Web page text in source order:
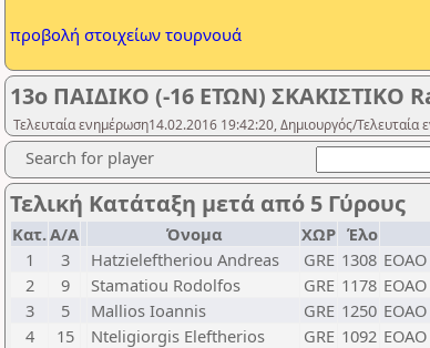
προβολή στοιχείων τουρνουά
13ο ΠΑΙΔΙΚΟ (-16 ΕΤΩΝ) ΣΚΑΚΙΣΤΙΚΟ
Τελευταία ενημέρωση14.02.2016 19:42:20, Δημιουργός/
Search for player
Τελική Κατάταξη μετά από 5 Γύρους
Κατ.Α/Α Όνομα ΧΩΡ Έλο
1
3 Hatzieleftheriou Andreas GRE 1308 ΕΟΑΟ
2
9 Stamatiou Rodolfos GRE 1178 ΕΟΑΟ
3
5 Mallios Ioannis GRE 1250 ΕΟΑΟ
4
15 Nteligiorgis Eleftherios GRE 1092 ΕΟΑΟ